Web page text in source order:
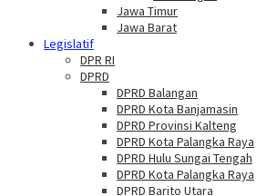
Jawa Timur
Jawa Barat
Legislatif
DPR RI
DPRD
DPRD Balangan
DPRD Kota Banjamasin
DPRD Provinsi Kalteng
DPRD Kota Palangka Raya
DPRD Hulu Sungai Tengah
DPRD Kota Palangka Raya
DPRD Barito Utara